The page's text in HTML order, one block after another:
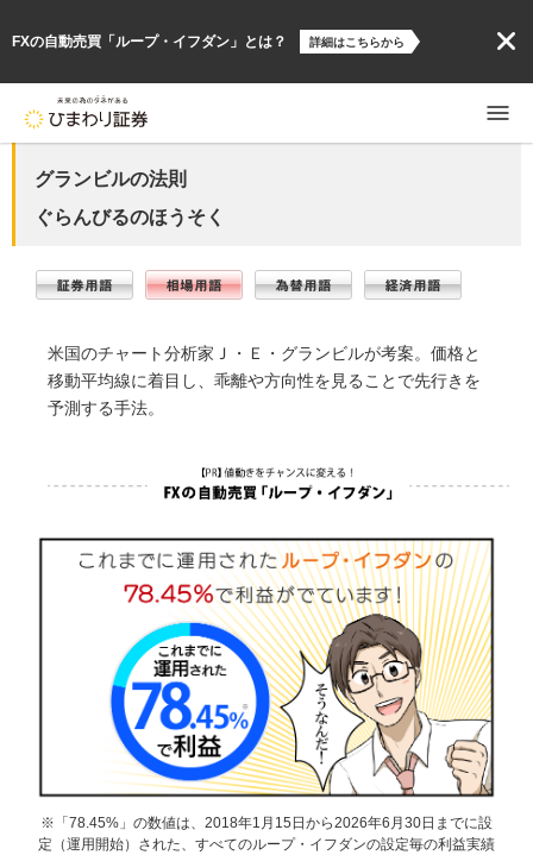
FXの自動売買「ループ・イフダン」とは？ 詳細はこちらから
グランビルの法則
ぐらんびるのほうそく
米国のチャート分析家Ｊ・Ｅ・グランビルが考案。価格と
移動平均線に着目し、乖離や方向性を見ることで先行きを
予測する手法。
※「78.45%」の数値は、2018年1月15日から2026年6月30日までに設
定（運用開始）された、すべてのループ・イフダンの設定毎の利益実績